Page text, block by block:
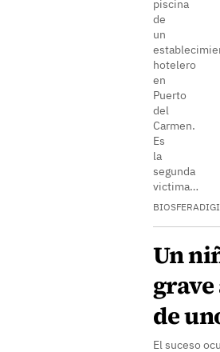
piscina
de
un
hotelero
en
Puerto
del
Carmen.
Es
la
segunda
victima…
Un
de
El suceso